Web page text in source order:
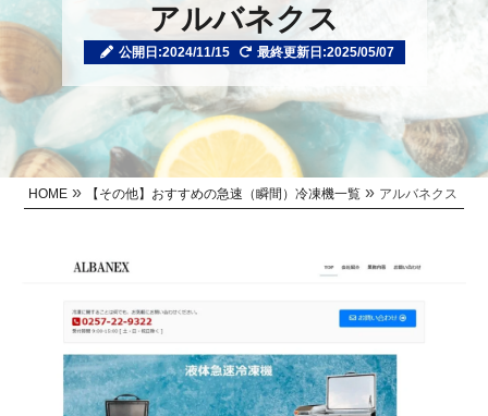
アルバネクス
公開日:2024/11/15 最終更新日:2025/05/07
HOME » 【その他】おすすめの急速（瞬間）冷凍機一覧 » アルバネクス